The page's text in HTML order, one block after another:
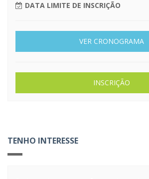
DATA LIMITE DE INSCRIÇÃO
VER CRONOGRAMA
INSCRIÇÃO
TENHO INTERESSE